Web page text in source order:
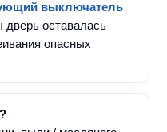
выключатель
дверь оставалась
опасных